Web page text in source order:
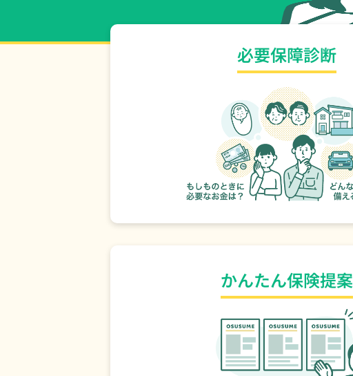
必要保障診断
かんたん保険提案